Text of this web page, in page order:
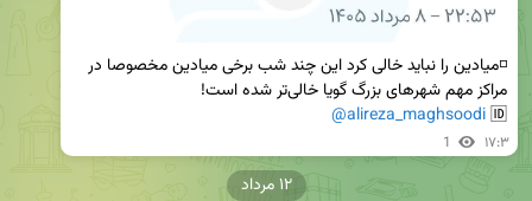
🆔
@alireza_maghsoodi
1 ۱۷:۳
۱۲ مرداد